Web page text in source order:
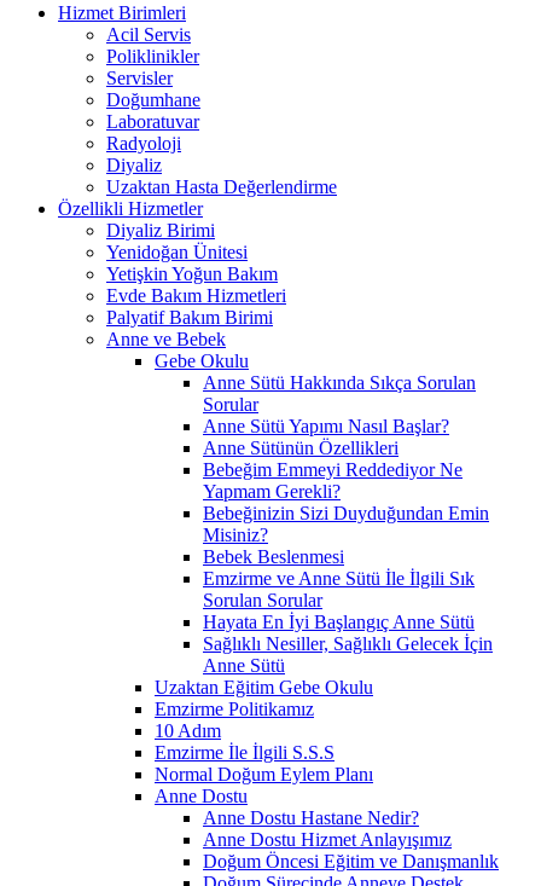
Hizmet Birimleri
Acil Servis
Poliklinikler
Servisler
Doğumhane
Laboratuvar
Radyoloji
Diyaliz
Uzaktan Hasta Değerlendirme
Özellikli Hizmetler
Diyaliz Birimi
Yenidoğan Ünitesi
Yetişkin Yoğun Bakım
Evde Bakım Hizmetleri
Palyatif Bakım Birimi
Anne ve Bebek
Gebe Okulu
Anne Sütü Hakkında Sıkça Sorulan
Sorular
Anne Sütü Yapımı Nasıl Başlar?
Anne Sütünün Özellikleri
Bebeğim Emmeyi Reddediyor Ne
Yapmam Gerekli?
Bebeğinizin Sizi Duyduğundan Emin
Misiniz?
Bebek Beslenmesi
Emzirme ve Anne Sütü İle İlgili Sık
Sorulan Sorular
Hayata En İyi Başlangıç Anne Sütü
Sağlıklı Nesiller, Sağlıklı Gelecek İçin
Anne Sütü
Uzaktan Eğitim Gebe Okulu
Emzirme Politikamız
10 Adım
Emzirme İle İlgili S.S.S
Normal Doğum Eylem Planı
Anne Dostu
Anne Dostu Hastane Nedir?
Anne Dostu Hizmet Anlayışımız
Doğum Öncesi Eğitim ve Danışmanlık